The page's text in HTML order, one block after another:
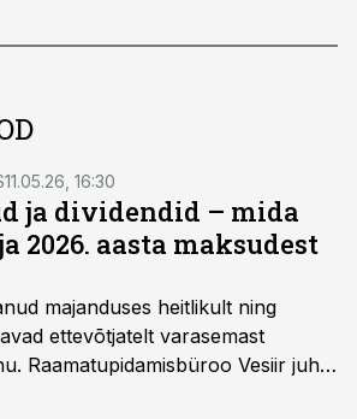
11.05.26, 16:30
ja dividendid – mida
2026. aasta maksudest
majanduses heitlikult ning
ettevõtjatelt varasemast
Raamatupidamisbüroo Vesiir juht